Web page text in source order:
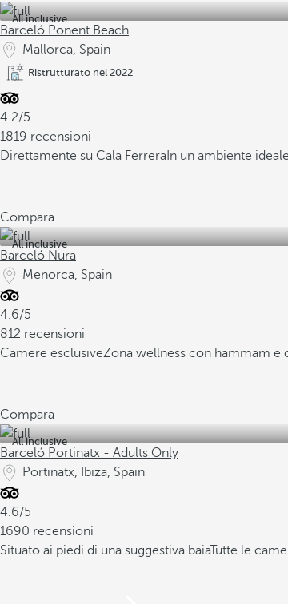
All inclusive
Barceló Ponent Beach
Mallorca, Spain
Ristrutturato nel 2022
4.2/5
1819 recensioni
Direttamente su Cala Ferrera In un ambiente
Compara
All inclusive
Barceló Nura
Menorca, Spain
4.6/5
812 recensioni
Camere esclusiveZona wellness con hammam e
Compara
All inclusive
Barceló Portinatx - Adults Only
Portinatx, Ibiza, Spain
4.6/5
1690 recensioni
Situato ai piedi di una suggestiva baiaTutte le